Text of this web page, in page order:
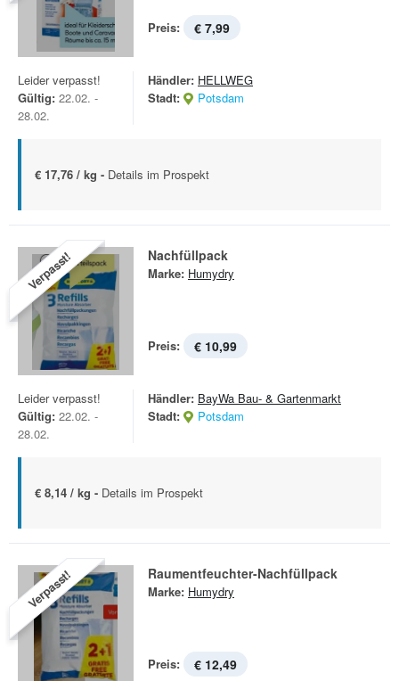
Preis: € 7,99
Leider verpasst!
Gültig: 22.02. -
28.02.
Händler: HELLWEG
Stadt:
Potsdam
€ 17,76 / kg - Details im Prospekt
Verpasst! Nachfüllpack
Marke: Humydry
Preis: € 10,99
Leider verpasst!
Gültig: 22.02. -
28.02.
Händler: BayWa Bau- & Gartenmarkt
Stadt:
Potsdam
€ 8,14 / kg - Details im Prospekt
Verpasst! Raumentfeuchter-Nachfüllpack
Marke: Humydry
Preis: € 12,49